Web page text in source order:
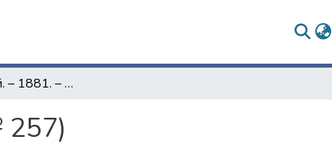
Южный край. – 1881. – 26 сентября (№ 257)